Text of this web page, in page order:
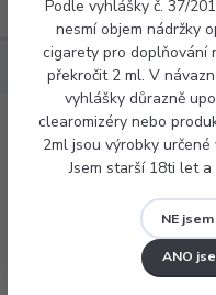
Podle vyhlášky č. 37/
nesmí objem nádržky
cigarety pro doplňování
překročit 2 ml. V
vyhlášky důrazně
clearomizéry nebo
2ml jsou výrobky
Jsem starší 18ti let a
NE
ANO
Elektronické cigarety
Smoktech Vape